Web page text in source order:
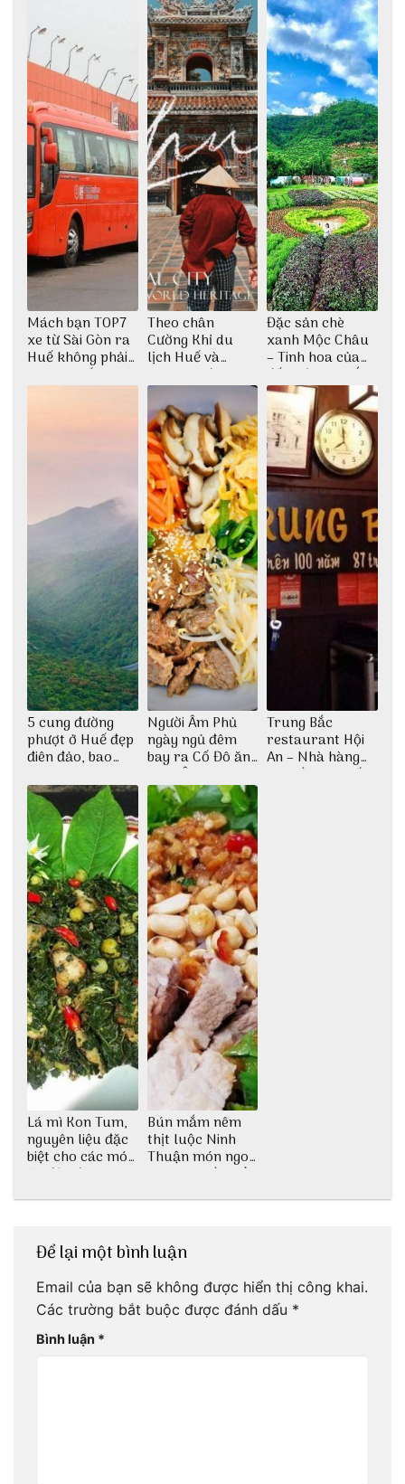
Mách bạn TOP7
xe từ Sài Gòn ra
Huế không phải
ai cũng biết
Theo chân
Cường Khỉ du
lịch Huế và
check-in đúng
những góc chụp
đẹp
Đặc sản chè
xanh Mộc Châu
– Tinh hoa của
đất trời Tây Bắc
5 cung đường
phượt ở Huế đẹp
điên đảo, bao
dịch
Người Âm Phủ
ngày ngủ đêm
bay ra Cố Đô ăn
Cơm Âm Phủ
Huế
Trung Bắc
restaurant Hội
An – Nhà hàng
cao lầu có thiết
Lá mì Kon Tum,
nguyên liệu đặc
biệt cho các món
ăn độc đáo
Bún mắm nêm
thịt luộc Ninh
Thuận món ngon
dân dã miền biển
Để lại một bình luận
Email của bạn sẽ không được hiển thị công khai.
Các trường bắt buộc được đánh dấu *
Bình luận *